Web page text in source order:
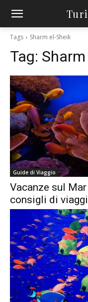
Tags Sharm el-Sheik
Tag:
Guide di Viaggio
Vacanze sul
consigli di